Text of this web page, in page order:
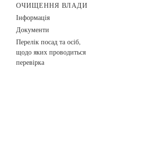
ОЧИЩЕННЯ ВЛАДИ
Інформація
Документи
Перелік посад та осіб,
щодо яких проводиться
перевірка